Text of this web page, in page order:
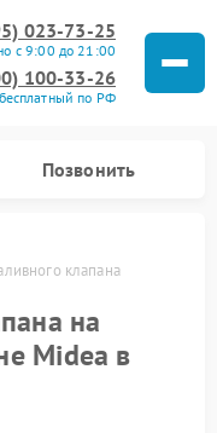
023-73-25
с 9:00 до 21:00
100-33-26
по РФ
Позвонить
клапана
на
Midea в